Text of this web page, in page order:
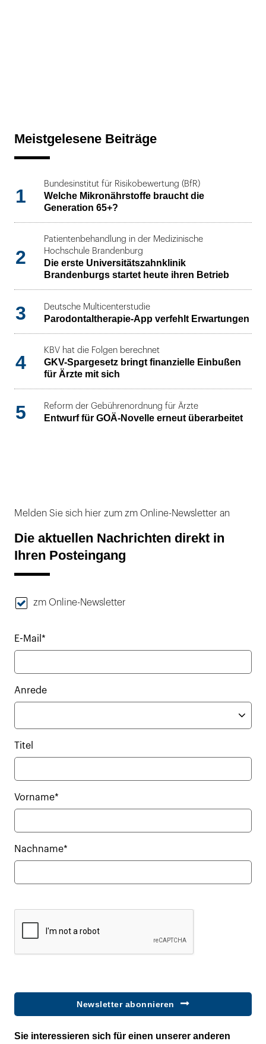
Meistgelesene Beiträge
1
Bundesinstitut für Risikobewertung (BfR)
Welche Mikronährstoffe braucht die
Generation 65+?
2
Patientenbehandlung in der Medizinische
Hochschule Brandenburg
Die erste Universitätszahnklinik
Brandenburgs startet heute ihren Betrieb
3 Deutsche Multicenterstudie
Parodontaltherapie-App verfehlt Erwartungen
4
KBV hat die Folgen berechnet
GKV-Spargesetz bringt finanzielle Einbußen
für Ärzte mit sich
5 Reform der Gebührenordnung für Ärzte
Entwurf für GOÄ-Novelle erneut überarbeitet
Melden Sie sich hier zum zm Online-Newsletter an
Die aktuellen Nachrichten direkt in
Ihren Posteingang
zm Online-Newsletter
E-Mail*
Anrede
Titel
Vorname*
Nachname*
Newsletter abonnieren
Sie interessieren sich für einen unserer anderen